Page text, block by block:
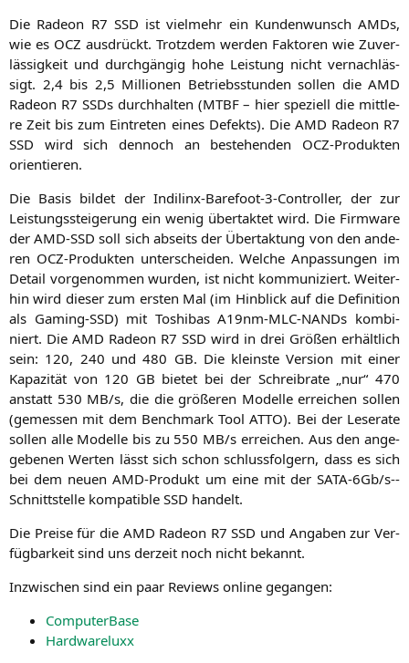
Die Rade­on R7 SSD ist viel­mehr ein Kun­den­wunsch AMDs,
wie es OCZ aus­drückt. Trotz­dem wer­den Fak­to­ren wie Zuver­
läs­sig­keit und durch­gän­gig hohe Leis­tung nicht ver­nach­läs­
sigt. 2,4 bis 2,5 Mil­lio­nen Betriebs­stun­den sol­len die AMD
Rade­on R7 SSDs durch­hal­ten (MTBF– hier spe­zi­ell die mitt­le­
re Zeit bis zum Ein­tre­ten eines Defekts). Die AMD Rade­on R7
SSD wird sich den­noch an bestehen­den OCZ-Pro­duk­ten
orientieren.
Die Basis bil­det der Indi­linx-Bare­foot-3-Con­trol­ler, der zur
Leis­tungs­stei­ge­rung ein wenig über­tak­tet wird. Die Firm­ware
derAMD-SSD soll sich abseits der Über­tak­tung von den ande­
ren OCZ-Pro­duk­ten unter­schei­den. Wel­che Anpas­sun­gen im
Detail vor­ge­nom­men wur­den, ist nicht kom­mu­ni­ziert. Wei­ter­
hin wird die­ser zum ers­ten Mal (im Hin­blick auf die Defi­ni­ti­on
als Gam­ing-SSD) mit Toshi­bas A19nm-MLC-NANDs kom­bi­
niert. Die AMD Rade­on R7 SSD wird in drei Grö­ßen erhält­lich
sein: 120, 240 und 480 GB. Die kleins­te Ver­si­on mit einer
Kapa­zi­tät von 120 GB bie­tet bei der Schreib­ra­te „nur“ 470
anstatt 530 MB/s, die die grö­ße­ren Model­le errei­chen sol­len
(gemes­sen mit dem Bench­mark ToolATTO). Bei der Lese­ra­te
sol­len alle Model­le bis zu 550 MB/s errei­chen. Aus den ange­
ge­be­nen Wer­ten lässt sich schon schluss­fol­gern, dass es sich
bei dem neu­en AMD-Pro­dukt um eine mit der SATA-6Gb/s‑­
Schnitt­stel­le kom­pa­ti­ble SSD handelt.
Die Prei­se für die AMD Rade­on R7 SSD und Anga­ben zur Ver­
füg­bar­keit sind uns der­zeit noch nicht bekannt.
Inzwi­schen sind ein paar Reviews online gegangen:
Com­pu­ter­Ba­se
Hard­ware­lu­xx